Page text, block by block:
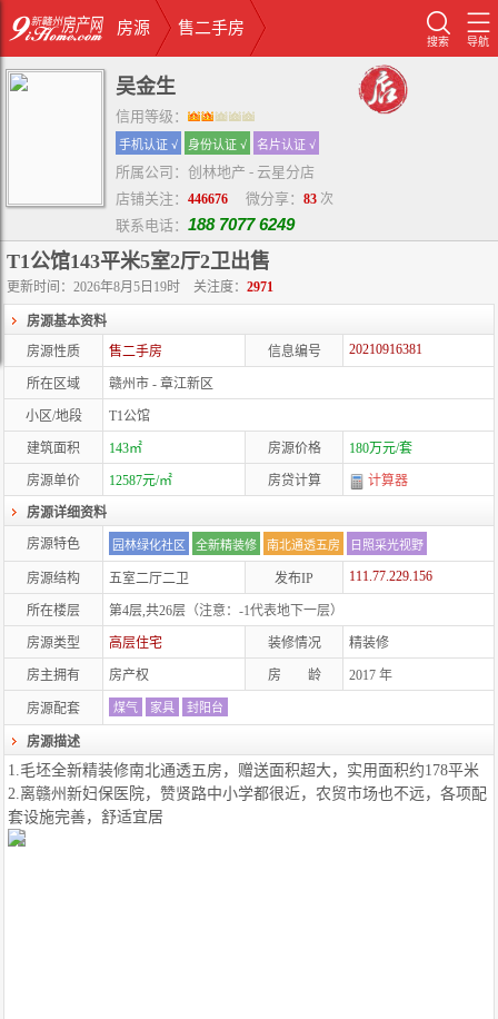
房源 售二手房
搜索 导航
吴金生
信用等级：
手机认证 √ 身份认证 √ 名片认证 √
所属公司：创林地产 - 云星分店
店铺关注： 446676 微分享： 83 次
联系电话： 188 7077 6249
T1公馆143平米5室2厅2卫出售
更新时间：2026年8月5日19时 关注度： 2971
房源基本资料
房源性质
售二手房 信息编号 20210916381
所在区域 赣州市 - 章江新区
小区/地段 T1公馆
建筑面积 143㎡ 房源价格 180万元/套
房源单价 12587元/㎡ 房贷计算 计算器
房源详细资料
房源特色
园林绿化社区 全新精装修 南北通透五房 日照采光视野
房源结构 五室二厅二卫 发布IP 111.77.229.156
所在楼层 第4层,共26层 （注意：-1代表地下一层）
房源类型 高层住宅 装修情况 精装修
房主拥有 房产权 房 龄 2017 年
房源配套 煤气 家具 封阳台
房源描述
1.毛坯全新精装修南北通透五房，赠送面积超大，实用面积约178平米
2.离赣州新妇保医院，赞贤路中小学都很近，农贸市场也不远，各项配
套设施完善，舒适宜居